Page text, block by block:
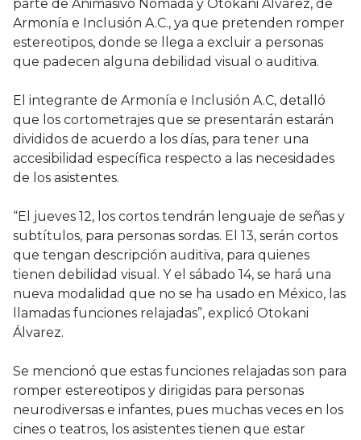
parte de Animasivo Nómada y Otokani Álvarez, de
Armonía e Inclusión A.C., ya que pretenden romper
estereotipos, donde se llega a excluir a personas
que padecen alguna debilidad visual o auditiva.
El integrante de Armonía e Inclusión A.C, detalló
que los cortometrajes que se presentarán estarán
divididos de acuerdo a los días, para tener una
accesibilidad específica respecto a las necesidades
de los asistentes.
“El jueves 12, los cortos tendrán lenguaje de señas y
subtítulos, para personas sordas. El 13, serán cortos
que tengan descripción auditiva, para quienes
tienen debilidad visual. Y el sábado 14, se hará una
nueva modalidad que no se ha usado en México, las
llamadas funciones relajadas”, explicó Otokani
Álvarez.
Se mencionó que estas funciones relajadas son para
romper estereotipos y dirigidas para personas
neurodiversas e infantes, pues muchas veces en los
cines o teatros, los asistentes tienen que estar